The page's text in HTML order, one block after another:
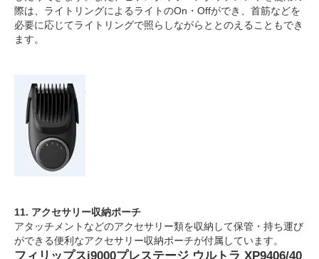
際は、ライトリングによるライトのOn・Offができ、首筋などを
必要に応じてライトリングで照らしながらととのえることもでき
ます。
11. アクセサリー収納ポーチ
アタッチメントなどのアクセサリー類を収納して保管・持ち運び
ができる便利なアクセサリー収納ポーチが付属しています。
フィリップスi9000プレステージ ウルトラ XP9406/40